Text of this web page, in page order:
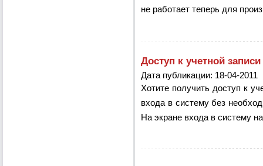
не работает теперь для
Доступ к учетной
Дата публикации: 18-04-2011
Хотите получить доступ к
входа в систему без
На экране входа в систему